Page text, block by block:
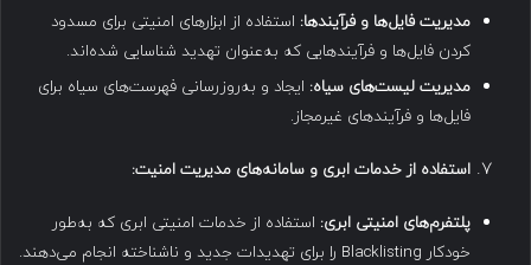
مدیریت فایل‌ها و فرآیندها: استفاده از ابزارهای امنیتی برای مسدود
کردن فایل‌ها و فرآیندهایی که به‌عنوان تهدید شناسایی شده‌اند.
مدیریت لیست‌های سیاه: ایجاد و به‌روزرسانی فهرست‌های سیاه برای
فایل‌ها و فرآیندهای غیرمجاز.
استفاده از خدمات ابری و سامانه‌های مدیریت امنیت:
پلتفرم‌های امنیتی ابری: استفاده از خدمات امنیتی ابری که به‌طور
خودکار Blacklisting را برای تهدیدات جدید و ناشناخته انجام می‌دهند.